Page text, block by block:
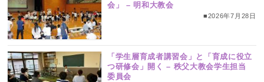
会」 – 明和大教会
■2026年7月28日
「学生層育成者講習会」と「育成に役立
つ研修会」開く – 秩父大教会学生担当
委員会